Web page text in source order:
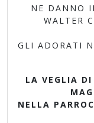
NE DANNO
WALTER
GLI ADORATI
LA VEGLIA DI
NELLA